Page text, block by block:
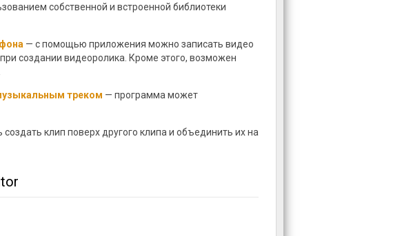
собственной и встроенной библиотеки
— с помощью приложения можно записать видео
создании видеоролика. Кроме этого, возможен
треком — программа может
клип поверх другого клипа и объединить их на